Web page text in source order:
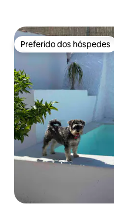
Preferido dos hóspedes
Preferido dos hóspedes